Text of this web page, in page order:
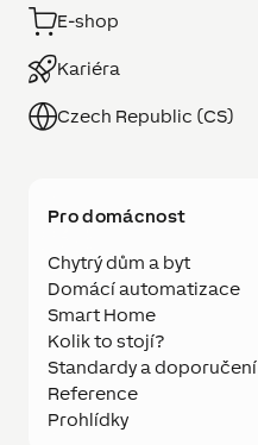
E-shop
Kariéra
Czech Republic (CS)
Pro domácnost
Chytrý dům a byt
Domácí automatizace
Smart Home
Kolik to stojí?
Standardy a doporučení
Reference
Prohlídky